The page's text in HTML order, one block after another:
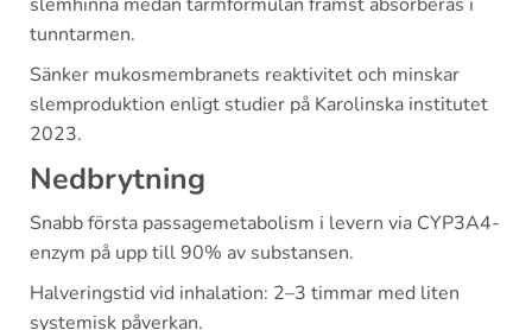
tunntarmen.
Sänker mukosmembranets reaktivitet och minskar
slemproduktion enligt studier på Karolinska institutet
2023.
Nedbrytning
Snabb första passagemetabolism i levern via CYP3A4-
enzym på upp till 90% av substansen.
Halveringstid vid inhalation: 2–3 timmar med liten
systemisk påverkan.